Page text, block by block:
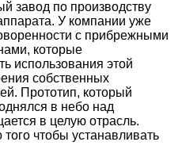
завод по производству
У компании уже
с прибрежными
которые
использования этой
собственных
Прототип, который
в небо над
в целую отрасль.
чтобы устанавливать